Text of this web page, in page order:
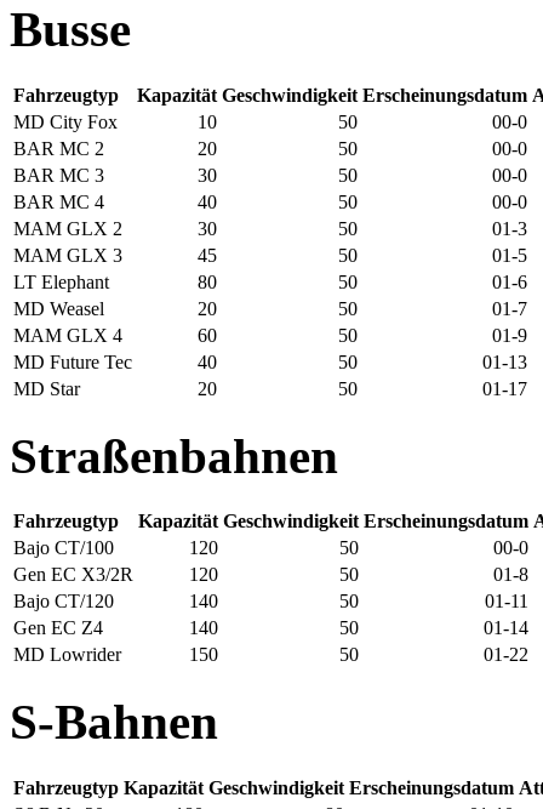
Busse
Fahrzeugtyp Kapazität Geschwindigkeit Erscheinungsdatum
MD City Fox
10 50
00-0
BAR MC 2
20 50
00-0
BAR MC 3
30 50
00-0
BAR MC 4
40 50
00-0
MAM GLX 2
30 50
01-3
MAM GLX 3
45 50
01-5
LT Elephant
80 50
01-6
MD Weasel
20 50
01-7
MAM GLX 4
60 50
01-9
MD Future Tec
40 50
01-13
MD Star
20 50 01-17
Straßenbahnen
Fahrzeugtyp Kapazität Geschwindigkeit Erscheinungsdatum
Bajo CT/100
120 50
00-0
Gen EC X3/2R
120 50
01-8
Bajo CT/120
140 50
01-11
Gen EC Z4
140 50
01-14
MD Lowrider
150 50 01-22
S-Bahnen
Fahrzeugtyp Kapazität Geschwindigkeit Erscheinungsdatum